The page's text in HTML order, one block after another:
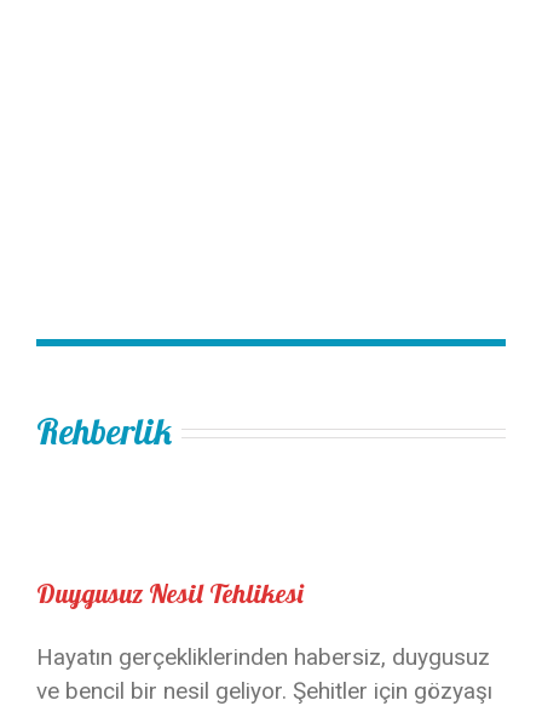
Rehberlik
Duygusuz Nesil Tehlikesi
Hayatın gerçekliklerinden habersiz, duygusuz
ve bencil bir nesil geliyor. Şehitler için gözyaşı